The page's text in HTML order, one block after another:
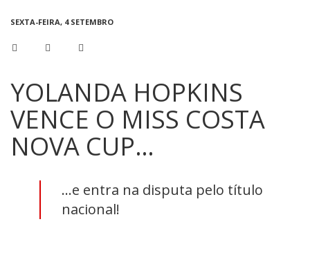
SEXTA-FEIRA, 4 SETEMBRO
YOLANDA HOPKINS
VENCE O MISS COSTA
NOVA CUP…
...e entra na disputa pelo título
nacional!